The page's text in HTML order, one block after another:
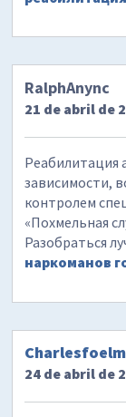
RalphAnync
21 de abril de
Реабилитация
зависимости,
контролем
«Похмельная
Разобраться
наркоманов
Charlesfoelm
24 de abril de